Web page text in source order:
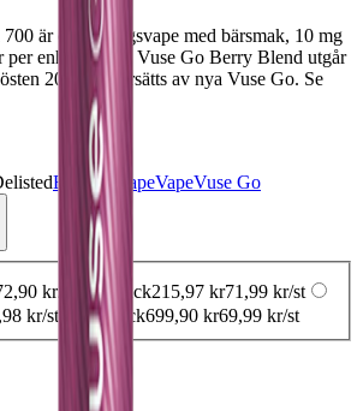
är en engångsvape med bärsmak, 10 mg
enhet. OBS! Vuse Go Berry Blend utgår
2024 och ersätts av nya Vuse Go. Se
EngångsvapeVapeVuse Go
kr/st 3-pack215,97 kr71,99 kr/st
kr/st 10-pack699,90 kr69,99 kr/st